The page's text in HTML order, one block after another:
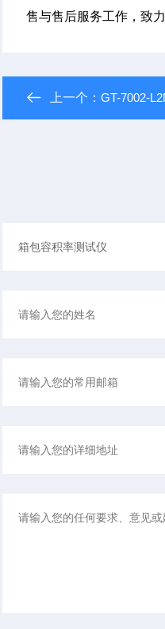
售与售后服务工作，致
上一个：GT-7002-